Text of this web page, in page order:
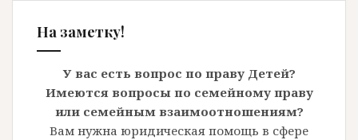
На заметку!
У вас есть вопрос по праву Детей?
Имеются вопросы по семейному праву
или семейным взаимоотношениям?
Вам нужна юридическая помощь в сфере